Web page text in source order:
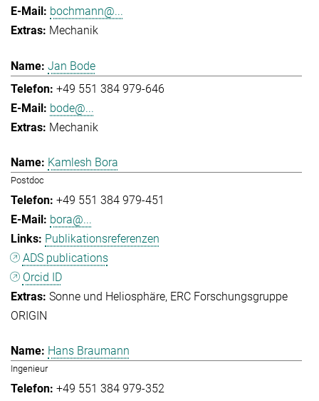
bochmann@...
Mechanik
Jan Bode
+49 551 384 979-646
bode@...
Mechanik
Kamlesh Bora
Postdoc
+49 551 384 979-451
bora@...
Publikationsreferenzen
ADS publications
Orcid ID
Sonne und Heliosphäre ERC Forschungsgruppe
ORIGIN
Hans Braumann
Ingenieur
+49 551 384 979-352